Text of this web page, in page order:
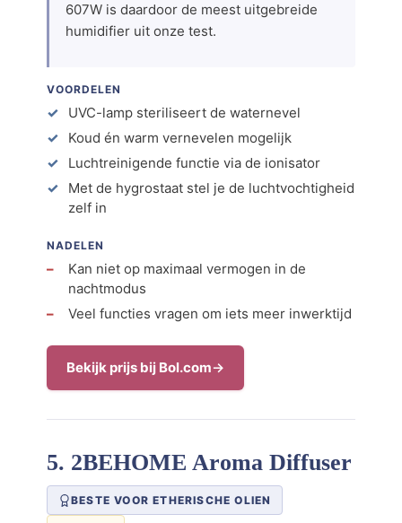
607W is daardoor de meest uitgebreide
humidifier uit onze test.
VOORDELEN
UVC-lamp steriliseert de waternevel
Koud én warm vernevelen mogelijk
Luchtreinigende functie via de ionisator
Met de hygrostaat stel je de luchtvochtigheid
zelf in
NADELEN
Kan niet op maximaal vermogen in de
nachtmodus
Veel functies vragen om iets meer inwerktijd
Bekijk prijs bij Bol.com
5. 2BEHOME Aroma Diffuser
BESTE VOOR ETHERISCHE OLIEN